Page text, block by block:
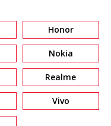
Honor
Nokia
Realme
Vivo